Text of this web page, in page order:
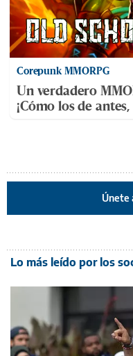
Corepunk MMORPG
Un verdadero
¡Cómo los de
Únete
Lo más leído por los